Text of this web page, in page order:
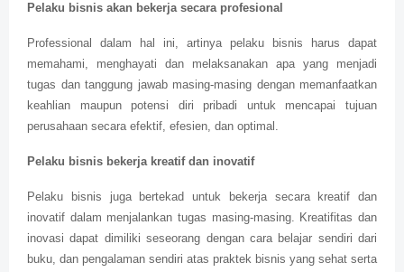
Pelaku bisnis akan bekerja secara profesional
Professional dalam hal ini, artinya pelaku bisnis harus dapat
memahami, menghayati dan melaksanakan apa yang menjadi
tugas dan tanggung jawab masing-masing dengan memanfaatkan
keahlian maupun potensi diri pribadi untuk mencapai tujuan
perusahaan secara efektif, efesien, dan optimal.
Pelaku bisnis bekerja kreatif dan inovatif
Pelaku bisnis juga bertekad untuk bekerja secara kreatif dan
inovatif dalam menjalankan tugas masing-masing. Kreatifitas dan
inovasi dapat dimiliki seseorang dengan cara belajar sendiri dari
buku, dan pengalaman sendiri atas praktek bisnis yang sehat serta